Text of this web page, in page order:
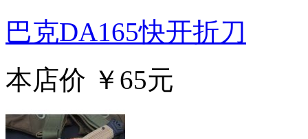
巴克DA165快开折刀
本店价 ￥65元